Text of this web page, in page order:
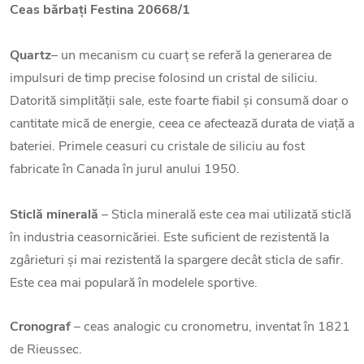
Ceas bărbați Festina 20668/1
Quartz– un mecanism cu cuarț se referă la generarea de
impulsuri de timp precise folosind un cristal de siliciu.
Datorită simplității sale, este foarte fiabil și consumă doar o
cantitate mică de energie, ceea ce afectează durata de viață a
bateriei. Primele ceasuri cu cristale de siliciu au fost
fabricate în Canada în jurul anului 1950.
Sticlă minerală – Sticla minerală este cea mai utilizată sticlă
în industria ceasornicăriei. Este suficient de rezistentă la
zgârieturi și mai rezistentă la spargere decât sticla de safir.
Este cea mai populară în modelele sportive.
Cronograf– ceas analogic cu cronometru, inventat în 1821
de Rieussec.